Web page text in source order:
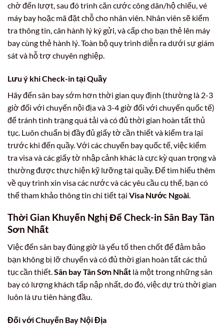
chờ đến lượt, sau đó trình căn cước công dân/hộ chiếu, vé
máy bay hoặc mã đặt chỗ cho nhân viên. Nhân viên sẽ kiểm
tra thông tin, cân hành lý ký gửi, và cấp cho bạn thẻ lên máy
bay cùng thẻ hành lý. Toàn bộ quy trình diễn ra dưới sự giám
sát và hỗ trợ chuyên nghiệp.
Lưu ý khi Check-in tại Quầy
Hãy đến sân bay sớm hơn thời gian quy định (thường là 2-3
giờ đối với chuyến nội địa và 3-4 giờ đối với chuyến quốc tế)
để tránh tình trạng quá tải và có đủ thời gian hoàn tất thủ
tục. Luôn chuẩn bị đầy đủ giấy tờ cần thiết và kiểm tra lại
trước khi đến quầy. Với các chuyến bay quốc tế, việc kiểm
tra visa và các giấy tờ nhập cảnh khác là cực kỳ quan trọng và
thường được thực hiện kỹ lưỡng tại quầy. Để tìm hiểu thêm
về quy trình xin visa các nước và các yêu cầu cụ thể, bạn có
thể tham khảo thông tin chi tiết tại Visa Nước Ngoài
Thời Gian Khuyến Nghị Để Check-in Sân Bay Tân
Sơn Nhất
Việc đến sân bay đúng giờ là yếu tố then chốt để đảm bảo
bạn không bị lỡ chuyến và có đủ thời gian hoàn tất các thủ
tục cần thiết.Sân bay Tân Sơn Nhất là một trong những sân
bay có lượng khách tấp nập nhất, do đó, việc dự trù thời gian
luôn là ưu tiên hàng đầu.
Đối với Chuyến Bay Nội Địa